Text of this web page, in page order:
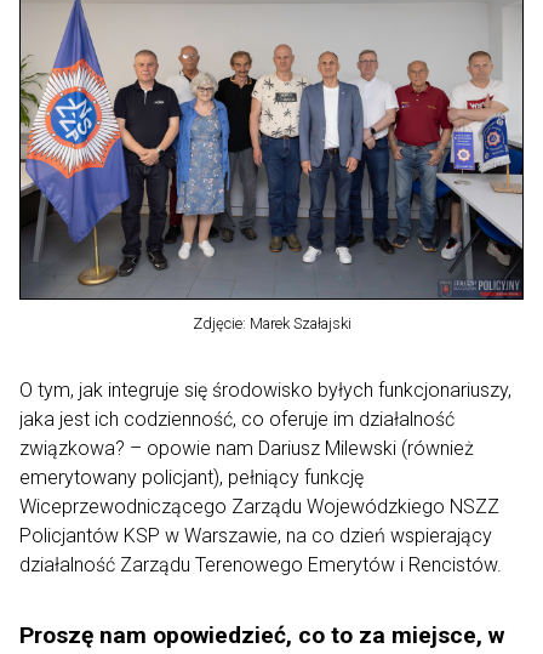
Zdjęcie: Marek Szałajski
O tym, jak integruje się środowisko byłych funkcjonariuszy,
jaka jest ich codzienność, co oferuje im działalność
związkowa? – opowie nam Dariusz Milewski (również
emerytowany policjant), pełniący funkcję
Wiceprzewodniczącego Zarządu Wojewódzkiego NSZZ
Policjantów KSP w Warszawie, na co dzień wspierający
działalność Zarządu Terenowego Emerytów i Rencistów.
Proszę nam opowiedzieć, co to za miejsce, w